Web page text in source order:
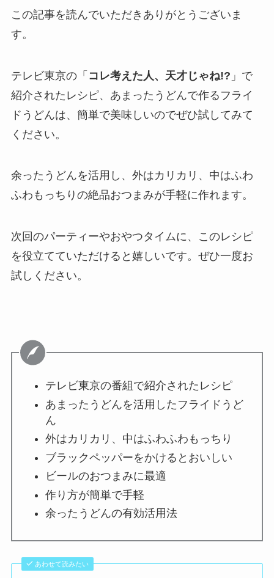
この記事を読んでいただきありがとうございま
す。
テレビ東京の「 コレ考えた人、天才じゃね!? 」で
紹介されたレシピ、あまったうどんで作るフライ
ドうどんは、簡単で美味しいのでぜひ試してみて
ください。
余ったうどんを活用し、外はカリカリ、中はふわ
ふわもっちりの絶品おつまみが手軽に作れます。
次回のパーティーやおやつタイムに、このレシピ
を役立てていただけると嬉しいです。ぜひ一度お
試しください。
テレビ東京の番組で紹介されたレシピ
あまったうどんを活用したフライドうど
ん
外はカリカリ、中はふわふわもっちり
ブラックペッパーをかけるとおいしい
ビールのおつまみに最適
作り方が簡単で手軽
余ったうどんの有効活用法
あわせて読みたい